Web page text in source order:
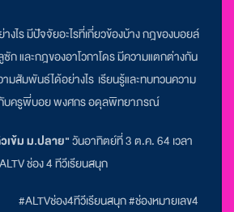
ไร มีปัจจัยอะไรที่เกี่ยวข้องบ้าง กฎของบอยล์
ก และกฎของอาโวกาโดร มีความแตกต่างกัน
มสัมพันธ์ได้อย่างไร เรียนรู้และทบทวนความ
กับครูพี่บอย พงศกร อดุลพิทยาภรณ์
เข้ม ม.ปลาย"วันอาทิตย์ที่ 3 ต.ค.64 เวลา
ช่อง 4 ทีวีเรียนสนุก
#ALTVช่อง4ทีวีเรียนสนุก #ช่องหมายเลข4